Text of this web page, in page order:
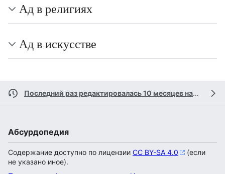
Ад в религиях
Ад в искусстве
Последний раз редактировалась 10 месяцев назад
Абсурдопедия
Содержание доступно по лицензии CC BY-SA 4.0
(если
не указано иное).